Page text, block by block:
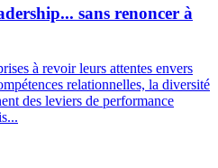
sans renoncer à
à revoir leurs attentes envers
relationnelles, la diversité
des leviers de performance